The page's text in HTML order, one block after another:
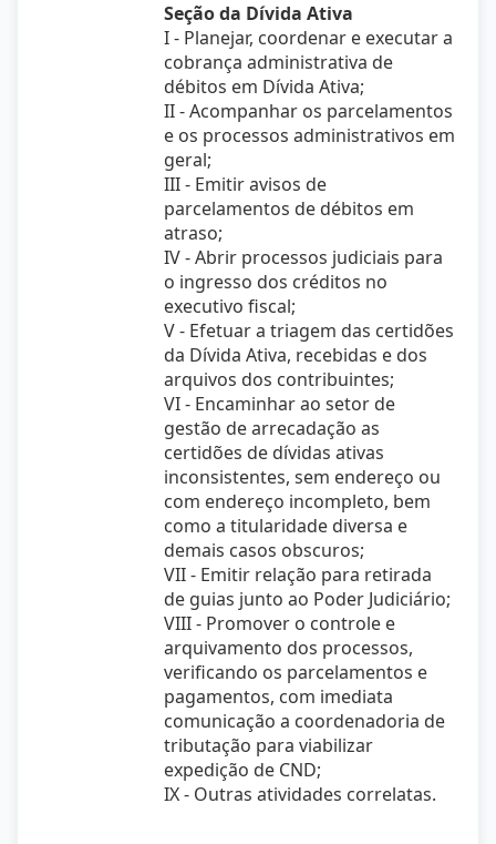
Seção da Dívida Ativa
I - Planejar, coordenar e executar a
cobrança administrativa de
débitos em Dívida Ativa;
II - Acompanhar os parcelamentos
e os processos administrativos em
geral;
III - Emitir avisos de
parcelamentos de débitos em
atraso;
IV - Abrir processos judiciais para
o ingresso dos créditos no
executivo fiscal;
V - Efetuar a triagem das certidões
da Dívida Ativa, recebidas e dos
arquivos dos contribuintes;
VI - Encaminhar ao setor de
gestão de arrecadação as
certidões de dívidas ativas
inconsistentes, sem endereço ou
com endereço incompleto, bem
como a titularidade diversa e
demais casos obscuros;
VII - Emitir relação para retirada
de guias junto ao Poder Judiciário;
VIII - Promover o controle e
arquivamento dos processos,
verificando os parcelamentos e
pagamentos, com imediata
comunicação a coordenadoria de
tributação para viabilizar
expedição de CND;
IX - Outras atividades correlatas.